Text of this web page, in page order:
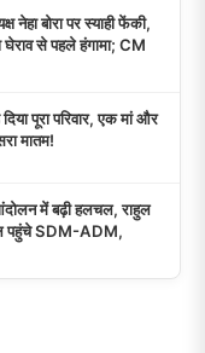
बोरा पर स्याही फेंकी,
घेराव से पहले हंगामा; CM
पूरा परिवार, एक मां और
मातम!
में बढ़ी हलचल, राहुल
पहुंचे SDM-ADM,